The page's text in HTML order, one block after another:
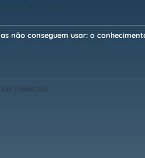
não conseguem usar: o